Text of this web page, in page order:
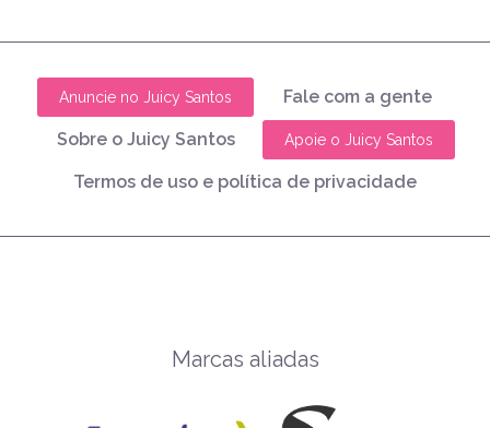
Anuncie no Juicy Santos Fale com a gente
Sobre o Juicy Santos Apoie o Juicy Santos
Termos de uso e política de privacidade
Marcas aliadas